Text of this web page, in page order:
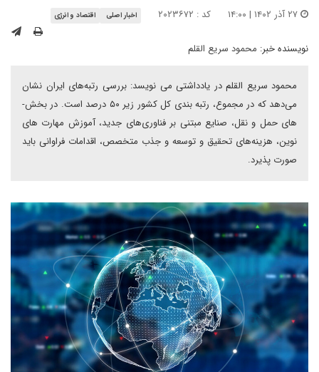
کد : ۲۰۲۳۶۷۲ اخبار اصلی اقتصاد و انرژی
نویسنده خبر: محمود سریع القلم
محمود سریع القلم در یادداشتی می نویسد: بررسی رتبه­‌های ایران نشان
می‌­دهد که در مجموع، رتبه ­بندی کل کشور زیر ۵۰ درصد است. در بخش‌­
های حمل و نقل، صنایع مبتنی بر فناوری­‌های جدید، آموزش مهارت های
نوین، هزینه­‌های تحقیق و توسعه و جذب متخصص، اقدامات فراوانی باید
صورت پذیرد.